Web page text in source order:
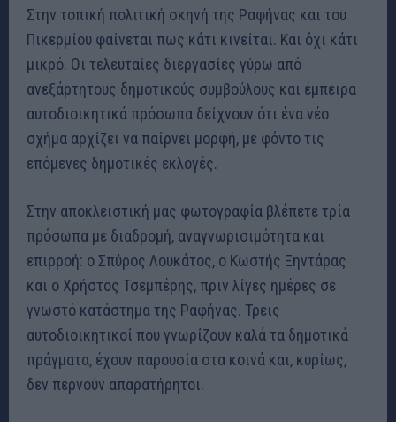
Στην τοπική πολιτική σκηνή της Ραφήνας και του
Πικερμίου φαίνεται πως κάτι κινείται. Και όχι κάτι
μικρό. Οι τελευταίες διεργασίες γύρω από
ανεξάρτητους δημοτικούς συμβούλους και έμπειρα
αυτοδιοικητικά πρόσωπα δείχνουν ότι ένα νέο
σχήμα αρχίζει να παίρνει μορφή, με φόντο τις
επόμενες δημοτικές εκλογές.
Στην αποκλειστική μας φωτογραφία βλέπετε τρία
πρόσωπα με διαδρομή, αναγνωρισιμότητα και
επιρροή: ο Σπύρος Λουκάτος, ο Κωστής Ξηντάρας
και ο Χρήστος Τσεμπέρης, πριν λίγες ημέρες σε
γνωστό κατάστημα της Ραφήνας. Τρεις
αυτοδιοικητικοί που γνωρίζουν καλά τα δημοτικά
πράγματα, έχουν παρουσία στα κοινά και, κυρίως,
δεν περνούν απαρατήρητοι.